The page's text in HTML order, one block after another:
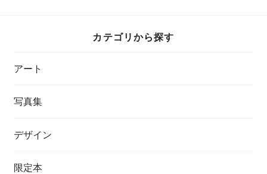
カテゴリから探す
アート
写真集
デザイン
限定本